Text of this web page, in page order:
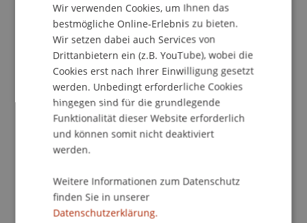
Unsere Masterstudiengänge
• Master Architektur
• Master Entrepreneurship, Innovation und
Leadership
• Master Innovative Finance
• Master Wirtschaftsinformatik
Was dich erwartet
• Persönliche Beratung durch die
• Detaillierte Einblicke in Inhalte,
Spezialisierungen und Studienstruktur
• Austausch mit Studierenden über Projekte,
Wir verwenden Cookies, um Ihnen das
bestmögliche Online-Erlebnis zu bieten.
Wir setzen dabei auch Services von
Drittanbietern ein (z.B. YouTube), wobei die
Cookies erst nach Ihrer Einwilligung gesetzt
werden. Unbedingt erforderliche Cookies
hingegen sind für die grundlegende
Funktionalität dieser Website erforderlich
und können somit nicht deaktiviert
werden.
Weitere Informationen zum Datenschutz
finden Sie in unserer
Datenschutzerklärung.